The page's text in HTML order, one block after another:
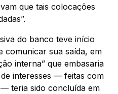
que tais colocações
do banco teve início
comunicar sua saída, em
interna” que embasaria
interesses — feitas com
teria sido concluída em